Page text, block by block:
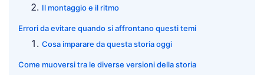
Il montaggio e il ritmo
Errori da evitare quando si affrontano questi temi
Cosa imparare da questa storia oggi
Come muoversi tra le diverse versioni della storia